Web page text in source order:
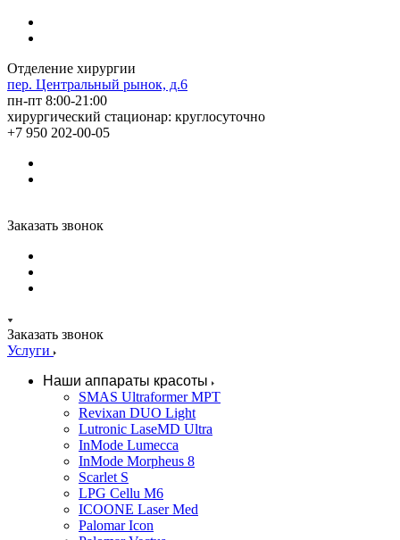
Отделение хирургии
пер. Центральный рынок, д.6
пн-пт 8:00-21:00
хирургический стационар: круглосуточно
+7 950 202-00-05
Заказать звонок
Заказать звонок
Услуги
Наши аппараты красоты
SMAS Ultraformer MPT
Revixan DUO Light
Lutronic LaseMD Ultra
InMode Lumecca
InMode Morpheus 8
Scarlet S
LPG Cellu M6
ICOONE Laser Med
Palomar Icon